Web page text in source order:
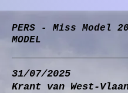
PERS - Miss Model
MODEL
31/07/2025
Krant van West-